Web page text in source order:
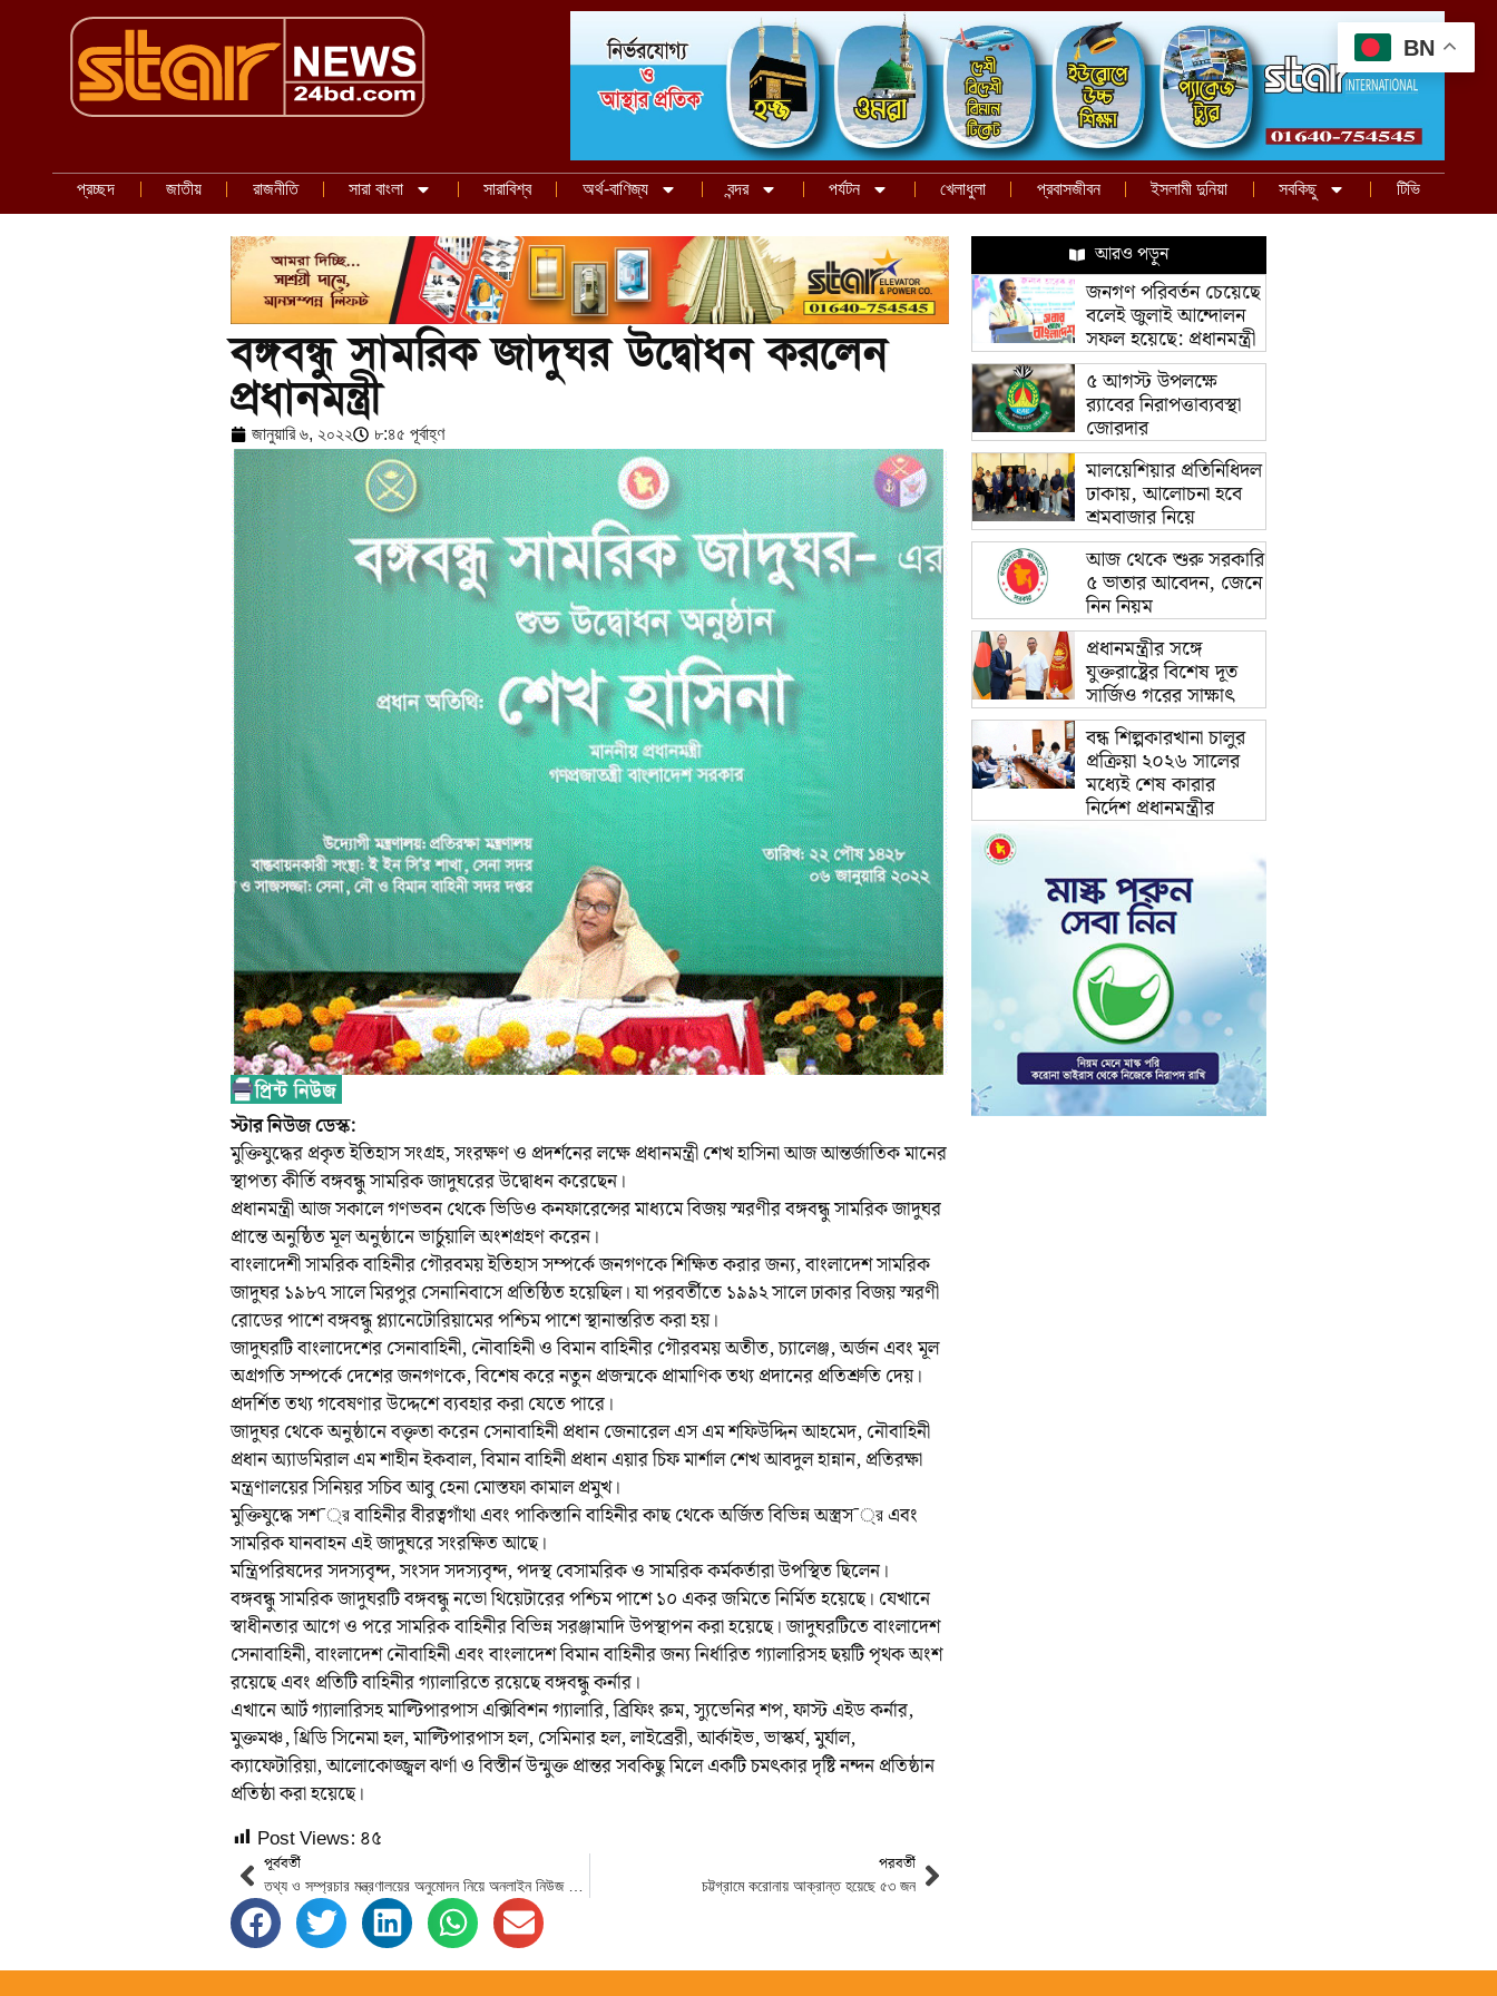
প্রচ্ছদ জাতীয় রাজনীতি সারা বাংলা সারাবিশ্ব অর্থ-বাণিজ্য বন্দর পর্যটন খেলাধুলা প্রবাসজীবন ইসলামী দুনিয়া সবকিছু টিভি
বঙ্গবন্ধু সামরিক জাদুঘর উদ্বোধন করলেন
প্রধানমন্ত্রী
জানুয়ারি ৬, ২০২২ ৮:৪৫ পূর্বাহ্ণ
স্টার নিউজ ডেস্ক:
মুক্তিযুদ্ধের প্রকৃত ইতিহাস সংগ্রহ, সংরক্ষণ ও প্রদর্শনের লক্ষে প্রধানমন্ত্রী শেখ হাসিনা আজ আন্তর্জাতিক মানের
স্থাপত্য কীর্তি বঙ্গবন্ধু সামরিক জাদুঘরের উদ্বোধন করেছেন।
প্রধানমন্ত্রী আজ সকালে গণভবন থেকে ভিডিও কনফারেন্সের মাধ্যমে বিজয় স্মরণীর বঙ্গবন্ধু সামরিক জাদুঘর
প্রান্তে অনুষ্ঠিত মূল অনুষ্ঠানে ভার্চুয়ালি অংশগ্রহণ করেন।
বাংলাদেশী সামরিক বাহিনীর গৌরবময় ইতিহাস সম্পর্কে জনগণকে শিক্ষিত করার জন্য, বাংলাদেশ সামরিক
জাদুঘর ১৯৮৭ সালে মিরপুর সেনানিবাসে প্রতিষ্ঠিত হয়েছিল। যা পরবর্তীতে ১৯৯২ সালে ঢাকার বিজয় স্মরণী
রোডের পাশে বঙ্গবন্ধু প্ল্যানেটোরিয়ামের পশ্চিম পাশে স্থানান্তরিত করা হয়।
জাদুঘরটি বাংলাদেশের সেনাবাহিনী, নৌবাহিনী ও বিমান বাহিনীর গৌরবময় অতীত, চ্যালেঞ্জ, অর্জন এবং মূল
অগ্রগতি সম্পর্কে দেশের জনগণকে, বিশেষ করে নতুন প্রজন্মকে প্রামাণিক তথ্য প্রদানের প্রতিশ্রুতি দেয়।
প্রদর্শিত তথ্য গবেষণার উদ্দেশে ব্যবহার করা যেতে পারে।
জাদুঘর থেকে অনুষ্ঠানে বক্তৃতা করেন সেনাবাহিনী প্রধান জেনারেল এস এম শফিউদ্দিন আহমেদ, নৌবাহিনী
প্রধান অ্যাডমিরাল এম শাহীন ইকবাল, বিমান বাহিনী প্রধান এয়ার চিফ মার্শাল শেখ আবদুল হান্নান, প্রতিরক্ষা
মন্ত্রণালয়ের সিনিয়র সচিব আবু হেনা মোস্তফা কামাল প্রমুখ।
মুক্তিযুদ্ধে সশ¯্র বাহিনীর বীরত্বগাঁথা এবং পাকিস্তানি বাহিনীর কাছ থেকে অর্জিত বিভিন্ন অস্ত্রস¯্র এবং
সামরিক যানবাহন এই জাদুঘরে সংরক্ষিত আছে।
মন্ত্রিপরিষদের সদস্যবৃন্দ, সংসদ সদস্যবৃন্দ, পদস্থ বেসামরিক ও সামরিক কর্মকর্তারা উপস্থিত ছিলেন।
বঙ্গবন্ধু সামরিক জাদুঘরটি বঙ্গবন্ধু নভো থিয়েটারের পশ্চিম পাশে ১০ একর জমিতে নির্মিত হয়েছে। যেখানে
স্বাধীনতার আগে ও পরে সামরিক বাহিনীর বিভিন্ন সরঞ্জামাদি উপস্থাপন করা হয়েছে। জাদুঘরটিতে বাংলাদেশ
সেনাবাহিনী, বাংলাদেশ নৌবাহিনী এবং বাংলাদেশ বিমান বাহিনীর জন্য নির্ধারিত গ্যালারিসহ ছয়টি পৃথক অংশ
রয়েছে এবং প্রতিটি বাহিনীর গ্যালারিতে রয়েছে বঙ্গবন্ধু কর্নার।
এখানে আর্ট গ্যালারিসহ মাল্টিপারপাস এক্সিবিশন গ্যালারি, ব্রিফিং রুম, স্যুভেনির শপ, ফাস্ট এইড কর্নার,
মুক্তমঞ্চ, থ্রিডি সিনেমা হল, মাল্টিপারপাস হল, সেমিনার হল, লাইব্রেরী, আর্কাইভ, ভাস্কর্য, মুর্যাল,
ক্যাফেটারিয়া, আলোকোজ্জ্বল ঝর্ণা ও বিস্তীর্ন উন্মুক্ত প্রান্তর সবকিছু মিলে একটি চমৎকার দৃষ্টি নন্দন প্রতিষ্ঠান
প্রতিষ্ঠা করা হয়েছে।
Post Views: ৪৫
পূর্ববর্তী পরবর্তী
চট্টগ্রামে করোনায় আক্রান্ত হয়েছে ৫৩ জন
আরও পড়ুন
জনগণ পরিবর্তন চেয়েছে
বলেই জুলাই আন্দোলন
সফল হয়েছে: প্রধানমন্ত্রী
৫ আগস্ট উপলক্ষে
র‌্যাবের নিরাপত্তাব্যবস্থা
জোরদার
মালয়েশিয়ার প্রতিনিধিদল
ঢাকায়, আলোচনা হবে
শ্রমবাজার নিয়ে
আজ থেকে শুরু সরকারি
৫ ভাতার আবেদন, জেনে
নিন নিয়ম
প্রধানমন্ত্রীর সঙ্গে
যুক্তরাষ্ট্রের বিশেষ দূত
সার্জিও গরের সাক্ষাৎ
বন্ধ শিল্পকারখানা চালুর
প্রক্রিয়া ২০২৬ সালের
মধ্যেই শেষ কারার
নির্দেশ প্রধানমন্ত্রীর
BN